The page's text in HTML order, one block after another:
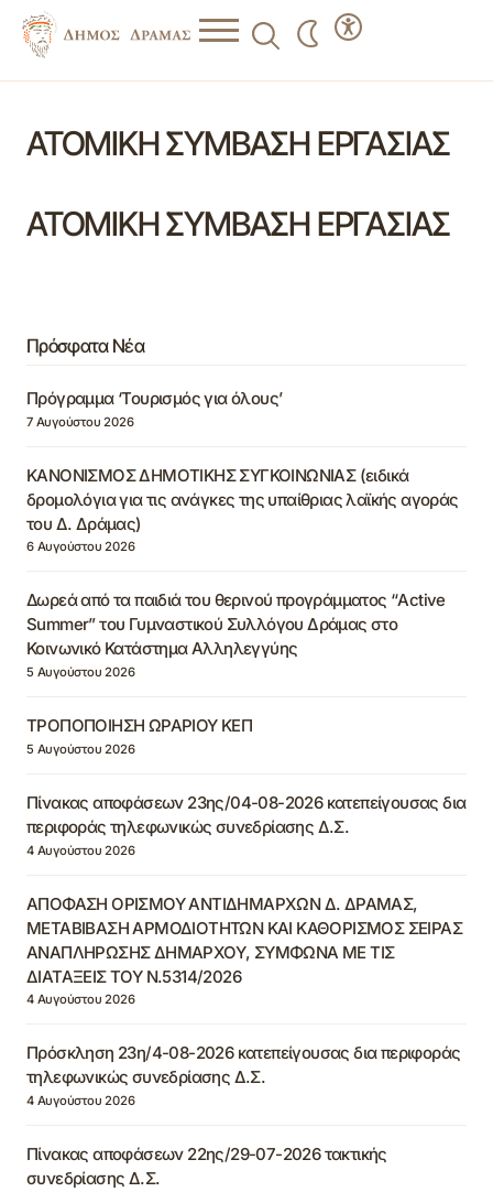
ΑΤΟΜΙΚΗ ΣΥΜΒΑΣΗ ΕΡΓΑΣΙΑΣ
ΑΤΟΜΙΚΗ ΣΥΜΒΑΣΗ ΕΡΓΑΣΙΑΣ
Πρόσφατα Νέα
Πρόγραμμα ‘Τουρισμός για όλους’
7 Αυγούστου 2026
ΚΑΝΟΝΙΣΜΟΣ ΔΗΜΟΤΙΚΗΣ ΣΥΓΚΟΙΝΩΝΙΑΣ (ειδικά
δρομολόγια για τις ανάγκες της υπαίθριας λαϊκής αγοράς
του Δ. Δράμας)
6 Αυγούστου 2026
Δωρεά από τα παιδιά του θερινού προγράμματος “Active
Summer” του Γυμναστικού Συλλόγου Δράμας στο
Κοινωνικό Κατάστημα Αλληλεγγύης
5 Αυγούστου 2026
ΤΡΟΠΟΠΟΙΗΣΗ ΩΡΑΡΙΟΥ ΚΕΠ
5 Αυγούστου 2026
Πίνακας αποφάσεων 23ης/04-08-2026 κατεπείγουσας δια
περιφοράς τηλεφωνικώς συνεδρίασης Δ.Σ.
4 Αυγούστου 2026
ΑΠΟΦΑΣΗ ΟΡΙΣΜΟΥ ΑΝΤΙΔΗΜΑΡΧΩΝ Δ. ΔΡΑΜΑΣ,
ΜΕΤΑΒΙΒΑΣΗ ΑΡΜΟΔΙΟΤΗΤΩΝ ΚΑΙ ΚΑΘΟΡΙΣΜΟΣ ΣΕΙΡΑΣ
ΑΝΑΠΛΗΡΩΣΗΣ ΔΗΜΑΡΧΟΥ, ΣΥΜΦΩΝΑ ΜΕ ΤΙΣ
ΔΙΑΤΑΞΕΙΣ ΤΟΥ Ν.5314/2026
4 Αυγούστου 2026
Πρόσκληση 23η/4-08-2026 κατεπείγουσας δια περιφοράς
τηλεφωνικώς συνεδρίασης Δ.Σ.
4 Αυγούστου 2026
Πίνακας αποφάσεων 22ης/29-07-2026 τακτικής
συνεδρίασης Δ.Σ.